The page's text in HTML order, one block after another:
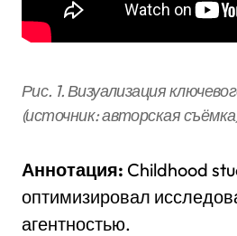
Рис. 1. Визуализация
(источник: авторская
Аннотация: Childhood
оптимизировал
агентностью.